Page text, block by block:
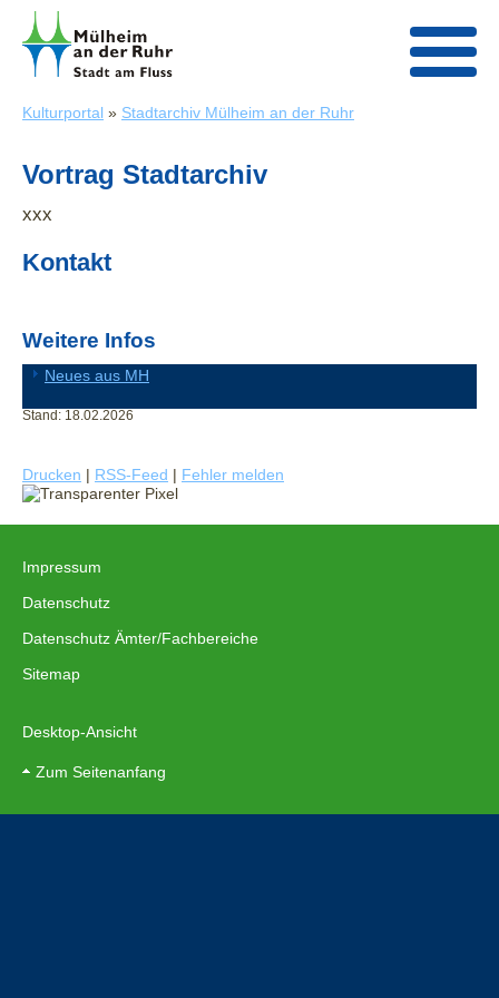
Kulturportal » Stadtarchiv Mülheim an der Ruhr
Vortrag Stadtarchiv
xxx
Kontakt
Weitere Infos
Neues aus MH
Stand: 18.02.2026
Drucken | RSS-Feed | Fehler melden
Impressum
Datenschutz
Datenschutz Ämter/Fachbereiche
Sitemap
Desktop-Ansicht
Zum Seitenanfang